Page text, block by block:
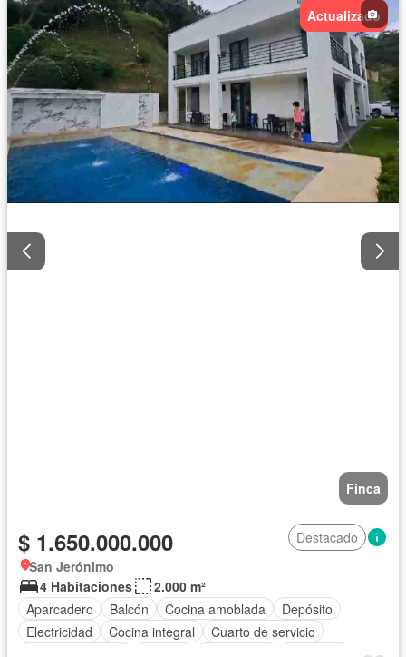
Actualizado
Finca
$ 1.650.000.000
Destacado
San Jerónimo
4 Habitaciones
2.000 m²
Aparcadero
Balcón Cocina amoblada
Depósito
Electricidad
Cocina integral
Cuarto de servicio